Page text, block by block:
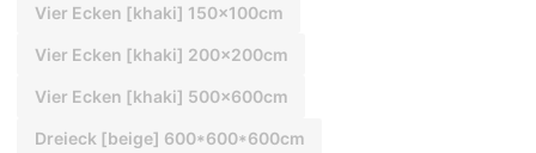
Vier Ecken [khaki] 150x100cm
Vier Ecken [khaki] 200x200cm
Vier Ecken [khaki] 500x600cm
Dreieck [beige] 600*600*600cm